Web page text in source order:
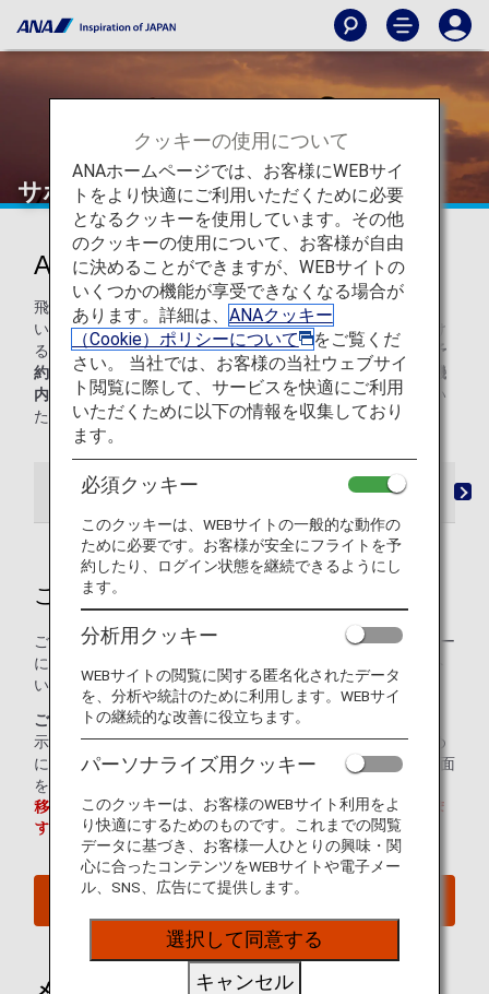
サポート
ANAトラベルサポート
飛行機が遅延した場合の対処法や航空券の見方が分からな
い？ANAでは、お客様が安心してご旅行をお楽しみいただけ
るよう、さまざまなお手伝いをいたします。ここでは、「
予
約 」、「発券 」、「欠航・遅延」、「地上交通機関 」、「
機
内サービス」の５つのシーンに関するサポート情報をご覧い
ただけます。
ご予約 発券 地上交通機関
ご予約・運航案内メール
ご予約から目的地へ到着するまでの間、eメールでタイムリー
にフライト情報をお届けすることで、お客様の旅をサポート
いたします。
ご注意：Gmailでは誤ったフライト情報（時刻や便名）が表
示されるとの報告があります。最新の正しい情報を得るため
に、eメールのURLをクリックして、「予約内容の確認」画面
を表示してご確認ください。
移動先で確認可能なメールアドレスの登録をお願いいたしま
す。
Eメールアドレスのご登録はこちら
メール通知
クッキーの使用について
ANAホームページでは、お客様にWEBサイ
トをより快適にご利用いただくために必要
となるクッキーを使用しています。その他
のクッキーの使用について、お客様が自由
に決めることができますが、WEBサイトの
いくつかの機能が享受できなくなる場合が
あります。詳細は、 ANAクッキー
（Cookie）ポリシーについて
をご覧くだ
さい。 当社では、お客様の当社ウェブサイ
ト閲覧に際して、サービスを快適にご利用
いただくために以下の情報を収集しており
ます。
必須クッキー
このクッキーは、WEBサイトの一般的な動作の
ために必要です。お客様が安全にフライトを予
約したり、ログイン状態を継続できるようにし
ます。
分析用クッキー
WEBサイトの閲覧に関する匿名化されたデータ
を、分析や統計のために利用します。WEBサイ
トの継続的な改善に役立ちます。
パーソナライズ用クッキー
このクッキーは、お客様のWEBサイト利用をよ
り快適にするためのものです。これまでの閲覧
データに基づき、お客様一人ひとりの興味・関
心に合ったコンテンツをWEBサイトや電子メー
ル、SNS、広告にて提供します。
選択して同意する
キャンセル